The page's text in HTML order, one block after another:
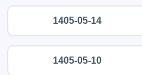
1405-05-14
1405-05-10